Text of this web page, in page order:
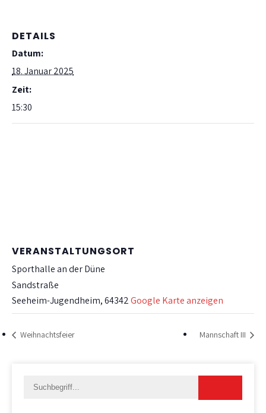
DETAILS
Datum:
18. Januar 2025
Zeit:
15:30
VERANSTALTUNGSORT
Sporthalle an der Düne
Sandstraße
Seeheim-Jugendheim,64342Google Karte anzeigen
Weihnachtsfeier Mannschaft III